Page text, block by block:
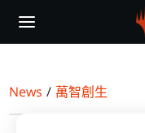
main
News / 萬智創生